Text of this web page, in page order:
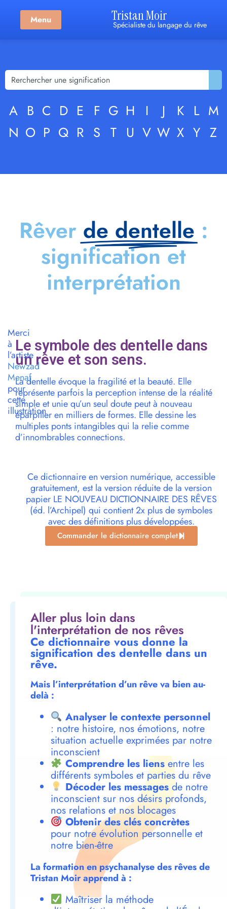
Menu Tristan Moir
Spécialiste du langage du rêve
A B C D E F G H I J K L M
N O P Q R S T U V W X Y Z
Rêver de dentelle :
signification et
interprétation
Le symbole des dentelle dans
un rêve et son sens.
La dentelle évoque la fragilité et la beauté. Elle
représente parfois la perception intense de la réalité
simple et unie qu’un seul doute peut à nouveau
éparpiller en milliers de formes. Elle dessine les
multiples ponts intangibles qui la relie comme
d’innombrables connections.
Ce dictionnaire en version numérique, accessible
gratuitement, est la version réduite de la version
papier LE NOUVEAU DICTIONNAIRE DES RÊVES
(éd. l’Archipel) qui contient 2x plus de symboles
avec des définitions plus développées.
Commander le dictionnaire complet
Aller plus loin dans
l'interprétation de nos rêves
Ce dictionnaire vous donne la
signification des dentelle dans un
rêve.
Mais l’interprétation d’un rêve va bien au-
delà :
Analyser le contexte personnel
: notre histoire, nos émotions, notre
situation actuelle exprimées par notre
inconscient
Comprendre les liensentre les
différents symboles et parties du rêve
Décoder les messagesde notre
inconscient sur nos désirs profonds,
nos relations et nos blocages
Obtenir des clés concrètes
pour notre évolution personnelle et
notre bien-être
La formation en psychanalyse des rêves de
Tristan Moir apprend à :
Maîtriser la méthode
Merci
à
l’artiste
Newzad
Menaf
pour
cette
illustration